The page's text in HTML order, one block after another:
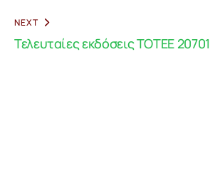
NEXT
Τελευταίες εκδόσεις ΤΟΤΕΕ 20701